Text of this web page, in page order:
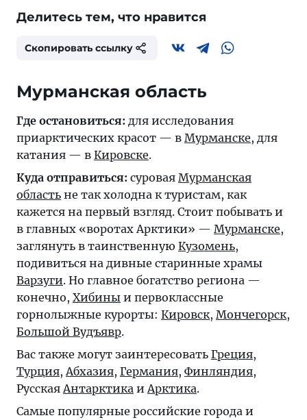
Делитесь тем, что нравится
Скопировать ссылку
Мурманская область
Где остановиться: для исследования
приарктических красот — в Мурманске, для
катания — в Кировске.
Куда отправиться: суровая Мурманская
область не так холодна к туристам, как
кажется на первый взгляд. Стоит побывать и
в главных «воротах Арктики» — Мурманске,
заглянуть в таинственную Кузомень,
подивиться на дивные старинные храмы
Варзуги. Но главное богатство региона —
конечно, Хибины и первоклассные
горнолыжные курорты: Кировск, Мончегорск,
Большой Вудъявр.
Вас также могут заинтересовать Греция,
Турция, Абхазия, Германия, Финляндия,
Русская Антарктика и Арктика.
Самые популярные российские города и